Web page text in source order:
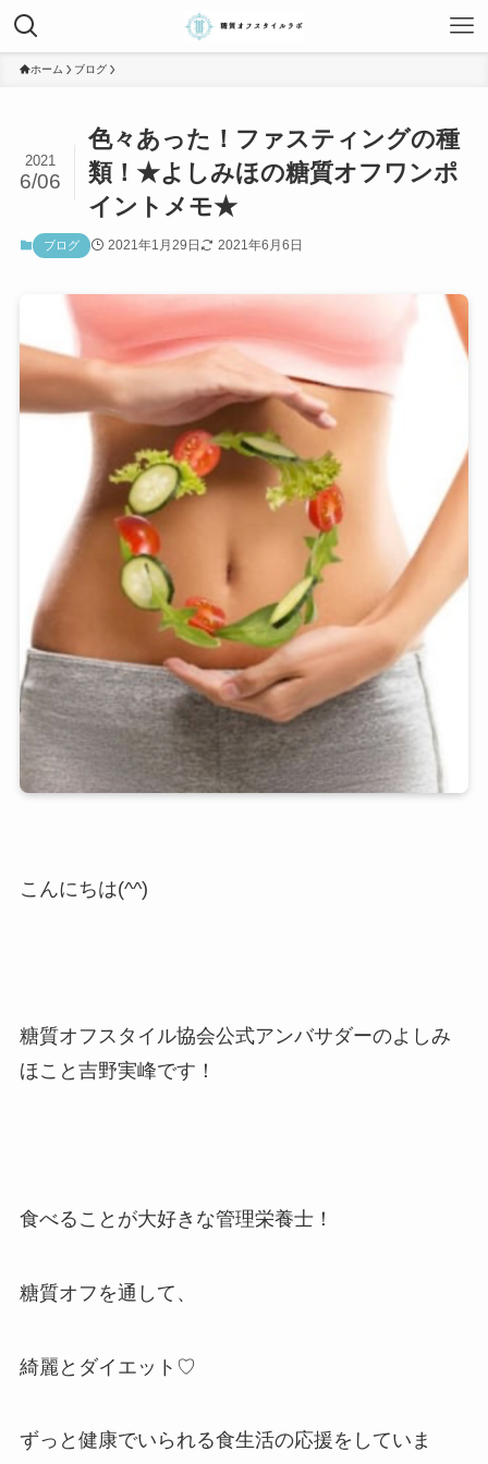
ホーム ブログ
色々あった！ファスティングの種
類！★よしみほの糖質オフワンポ
イントメモ★
2021
6/06
ブログ 2021年1月29日 2021年6月6日
こんにちは(^^)
糖質オフスタイル協会公式アンバサダーのよしみ
ほこと吉野実峰です！
食べることが大好きな管理栄養士！
糖質オフを通して、
綺麗とダイエット♡
ずっと健康でいられる食生活の応援をしていま